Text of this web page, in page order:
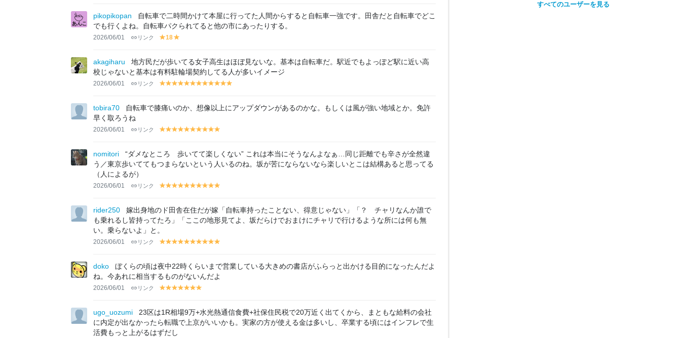
lo
w
lo
w
pikopikopan
自転車で二時間かけて本屋に行ってた人間からすると自転車一強です。田舎だと自転車でどこ
でも行くよね。自転車パクられてると他の市にあったりする。
2026/06/01 リンク
y
lo
w
18
lo
w
akagiharu
地方民だが歩いてる女子高生はほぼ見ないな。基本は自転車だ。駅近でもよっぽど駅に近い高
校じゃないと基本は有料駐輪場契約してる人が多いイメージ
2026/06/01 リンク
y
lo
y
lo
y
lo
y
lo
y
lo
y y
lo
y
lo
y
lo
y
lo
y
lolo
tobira70
自転車で膝痛いのか、想像以上にアップダウンがあるのかな。もしくは風が強い地域とか。免許
早く取ろうね
2026/06/01 リンク
y
lo
w
y
lo
w
y
w
y
lo
w
y
lo
w
y
lo
w
y
lo
w
y
lo
w
y
lo
w
lo
w
nomitori
“ダメなところ 歩いてて楽しくない” これは本当にそうなんよなぁ…同じ距離でも辛さが全然違
う／東京歩いててもつまらないという人いるのね。坂が苦にならないなら楽しいとこは結構あると思ってる
（人によるが）
2026/06/01 リンク
y
lo
w
y
lo
w
y
lo
y
lo
w
y
lo
w
y
lo
w
y
lo
w
y
lo
w
y
lo
w
lo
w
rider250
嫁出身地のド田舎在住だが嫁「自転車持ったことない、得意じゃない」「？ チャリなんか誰で
も乗れるし皆持ってたろ」「ここの地形見てよ、坂だらけでおまけにチャリで行けるような所には何も無
い。乗らないよ」と。
2026/06/01 リンク
y
lo
w
y
lo
w
y
lo
w
y
lo
w
y
lo
w
y
lo
w
y
lo
w
y
lo
w
y
lo
w
lo
w
doko
ぼくらの頃は夜中22時くらいまで営業している大きめの書店がふらっと出かける目的になったんだよ
ね。今あれに相当するものがないんだよ
2026/06/01 リンク
y
lo
w
y
lo
w
y
lo
w
y
lo
w
y
lo
w
y
lo
w
lo
w
ugo_uozumi
23区は1R相場9万+水光熱通信食費+社保住民税で20万近く出てくから、まともな給料の会社
に内定が出なかったら転職で上京がいいかも。実家の方が使える金は多いし、卒業する頃にはインフレで生
活費もっと上がるはずだし
すべてのユーザーを見る